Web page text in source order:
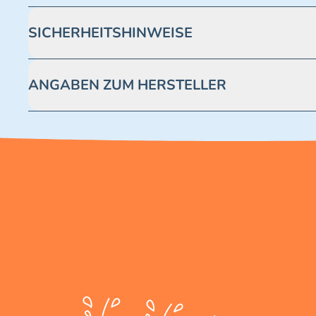
SICHERHEITSHINWEISE
ANGABEN ZUM HERSTELLER